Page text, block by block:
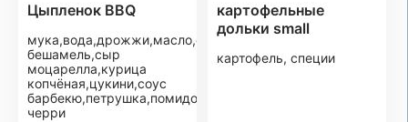
Цыпленок BBQ
мука,вода,дрожжи,масло,сахар,соль,соус
бешамель,сыр
моцарелла,курица
копчёная,цукини,соус
барбекю,петрушка,помидоры
черри
картофельные
дольки small
картофель, специи